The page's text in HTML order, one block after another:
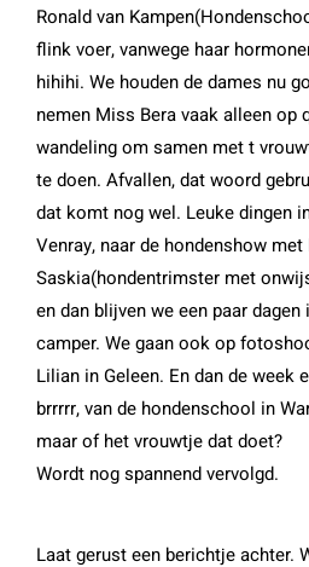
Ronald van
flink voer, vanwege haar
hihihi. We houden de dames nu
nemen Miss Bera vaak alleen op
wandeling om samen met t
te doen. Afvallen, dat woord
dat komt nog wel. Leuke dingen
Venray, naar de hondenshow
Saskia(hondentrimster met
en dan blijven we een paar
camper. We gaan ook op
Lilian in Geleen. En dan de week
brrrrr, van de hondenschool in
maar of het vrouwtje dat doet?
Wordt nog spannend vervolgd.
Laat gerust een berichtje achter.